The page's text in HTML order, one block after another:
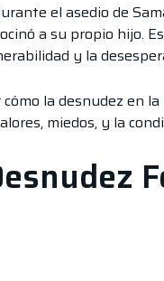
el asedio de
a su propio hijo.
y la
la desnudez en
miedos, y la